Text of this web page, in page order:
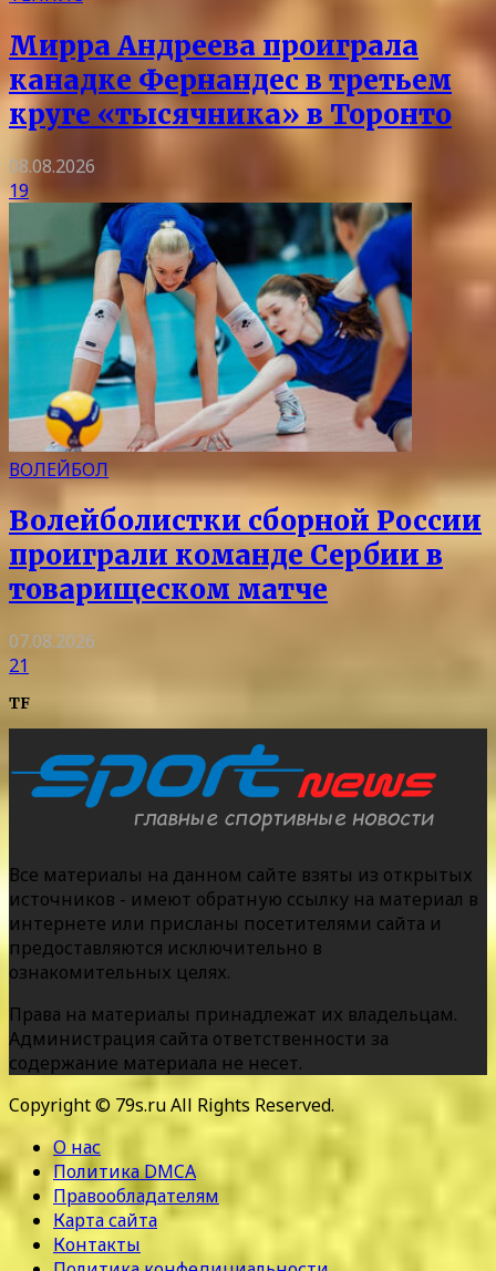
Мирра Андреева проиграла
канадке Фернандес в третьем
круге «тысячника» в Торонто
08.08.2026
19
ВОЛЕЙБОЛ
Волейболистки сборной России
проиграли команде Сербии в
товарищеском матче
07.08.2026
21
TF
Все материалы на данном сайте взяты из открытых
источников - имеют обратную ссылку на материал в
интернете или присланы посетителями сайта и
предоставляются исключительно в
ознакомительных целях.
Права на материалы принадлежат их владельцам.
Администрация сайта ответственности за
содержание материала не несет.
Copyright © 79s.ru All Rights Reserved.
О нас
Политика DMCA
Правообладателям
Карта сайта
Контакты